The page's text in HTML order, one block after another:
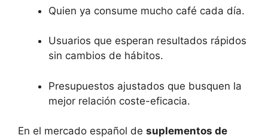
Quien ya consume mucho café cada día.
Usuarios que esperan resultados rápidos
sin cambios de hábitos.
Presupuestos ajustados que busquen la
mejor relación coste-eficacia.
En el mercado español de suplementos de